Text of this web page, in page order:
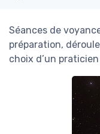
Séances de
préparation,
choix d’un